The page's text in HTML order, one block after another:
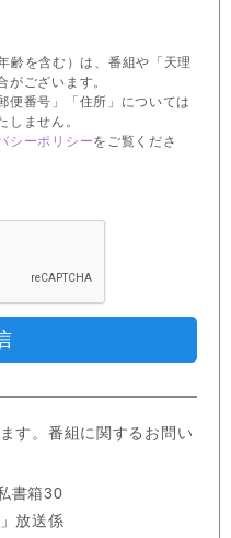
齢を含む）は、番組や「天理
がございます。
便番号」「住所」については
しません。
シーポリシーをご覧くださ
す。番組に関するお問い
書箱30
放送係